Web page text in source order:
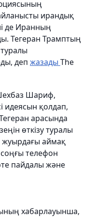
ирандық
де Иранның
Тегеран Трамптың
деп жазады The
Шариф,
идеясын қолдап,
арасында
өткізу туралы
аймақ
телефон
пайдалы және
хабарлауынша,